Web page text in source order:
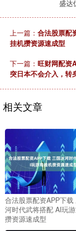
盛达
上一篇： 合法股票配
挂机攒资源速成型
下一篇： 旺财网配资
突日本不会介入，转
相关文章
合法股票配资APP下载
河时代武将搭配 AI玩
攒资源速成型